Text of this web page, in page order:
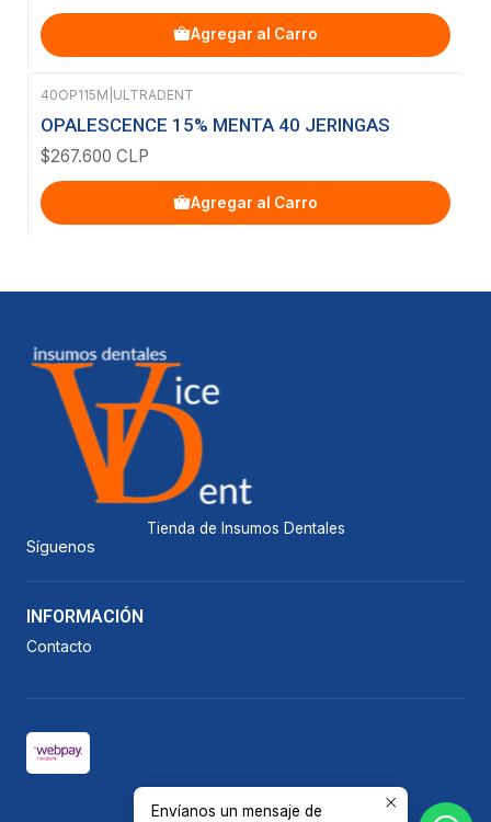
Agregar al Carro
40OP115M ULTRADENT
OPALESCENCE 15% MENTA 40 JERINGAS
$267.600 CLP
Agregar al Carro
Tienda de Insumos Dentales
Síguenos
INFORMACIÓN
Contacto
2026 Vicedent.
Envíanos un mensaje de